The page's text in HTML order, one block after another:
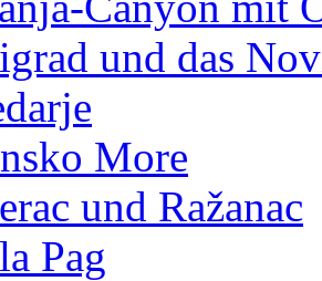
und das
More
und Ražanac
Pag